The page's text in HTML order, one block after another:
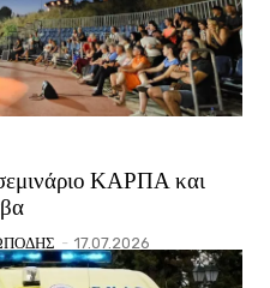
ΚΑΡΠΑ και
- 17.07.2026